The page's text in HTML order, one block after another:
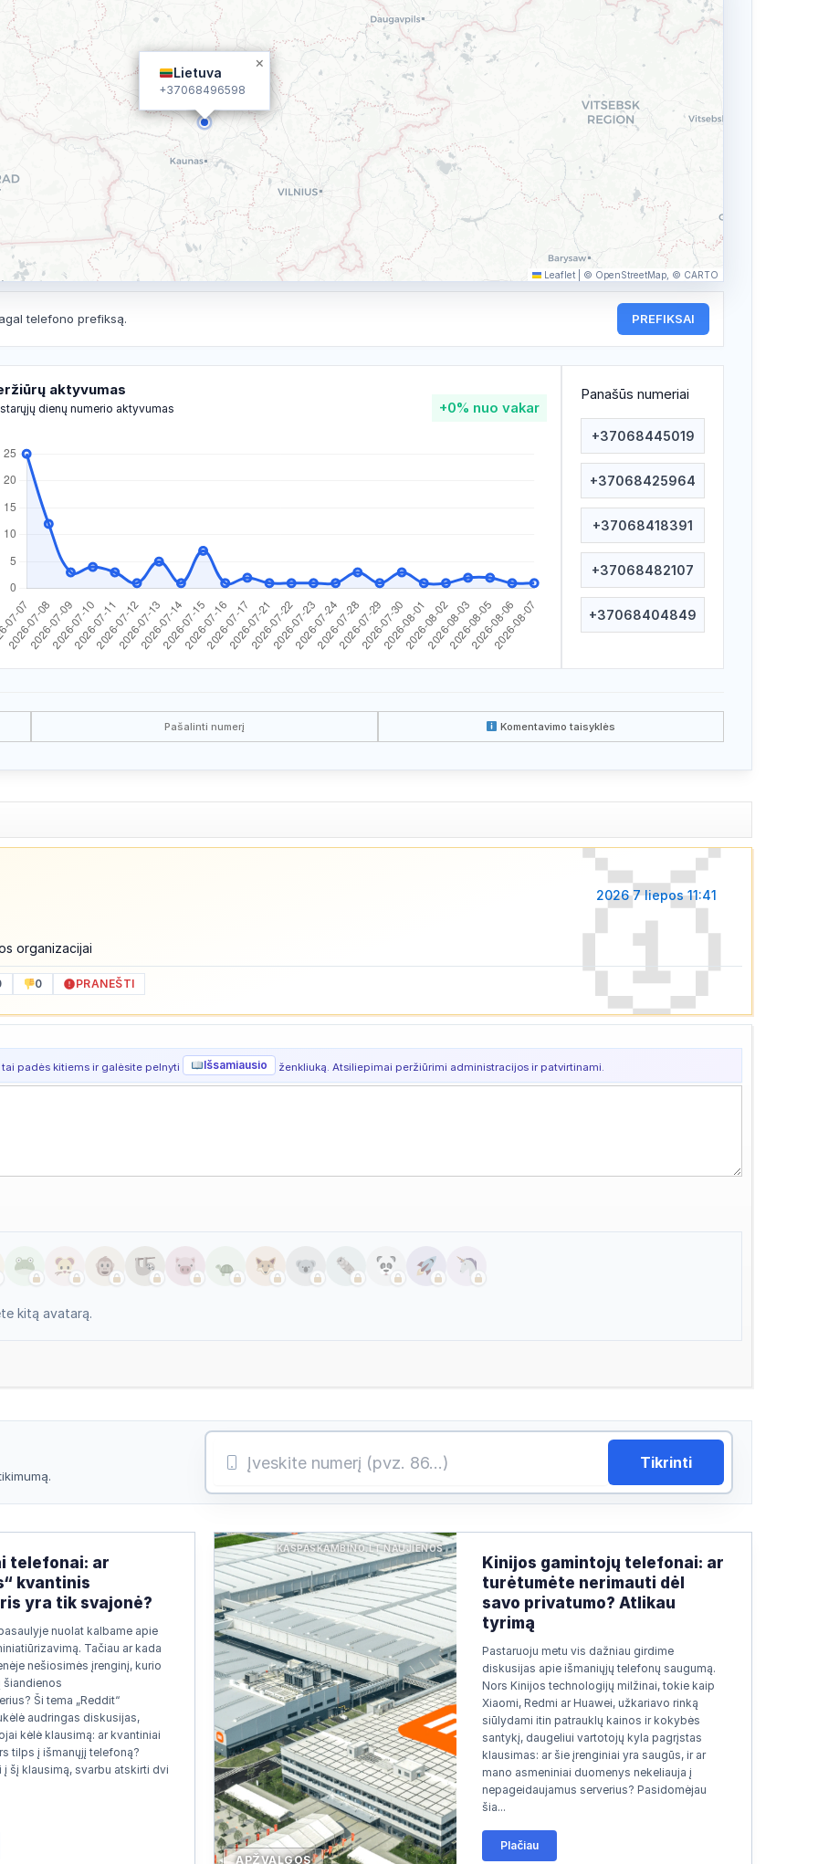
Lietuva
+37068496598
×
Leaflet © OpenStreetMap, © CARTO
telefono prefiksą. PREFIKSAI
aktyvumas
dienų numerio aktyvumas +0% nuo vakar
Panašūs numeriai
+37068445019
+37068425964
+37068418391
+37068482107
+37068404849
Pašalinti numerį Komentavimo taisyklės
2026 7 liepos 11:41
organizacijai
0 PRANEŠTI
padės kitiems ir galėsite pelnyti Išsamiausio ženkliuką. Atsiliepimai peržiūrimi administracijos ir patvirtinami.
kitą avatarą.
Tikrinti
telefonai: ar
kvantinis
yra tik svajonė?
nuolat kalbame apie
Tačiau ar kada
nešiosimės įrenginį, kurio
šiandienos
Ši tema „Reddit“
audringas diskusijas,
kėlė klausimą: ar kvantiniai
tilps į išmanųjį telefoną?
į šį klausimą, svarbu atskirti dvi
KASPASKAMBINO.LT NAUJIENOS
APŽVALGOS
Kinijos gamintojų telefonai: ar
turėtumėte nerimauti dėl
savo privatumo? Atlikau
tyrimą
Pastaruoju metu vis dažniau girdime
diskusijas apie išmaniųjų telefonų saugumą.
Nors Kinijos technologijų milžinai, tokie kaip
Xiaomi, Redmi ar Huawei, užkariavo rinką
siūlydami itin patrauklų kainos ir kokybės
santykį, daugeliui vartotojų kyla pagrįstas
klausimas: ar šie įrenginiai yra saugūs, ir ar
mano asmeniniai duomenys nekeliauja į
nepageidaujamus serverius? Pasidomėjau
šia...
Plačiau